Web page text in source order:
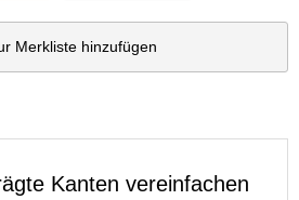
Merkliste hinzufügen
Kanten vereinfachen